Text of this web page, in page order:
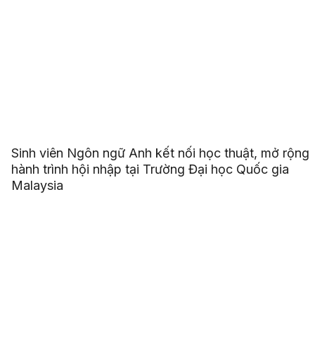
Sinh viên Ngôn ngữ Anh kết nối học thuật, mở rộng
hành trình hội nhập tại Trường Đại học Quốc gia
Malaysia